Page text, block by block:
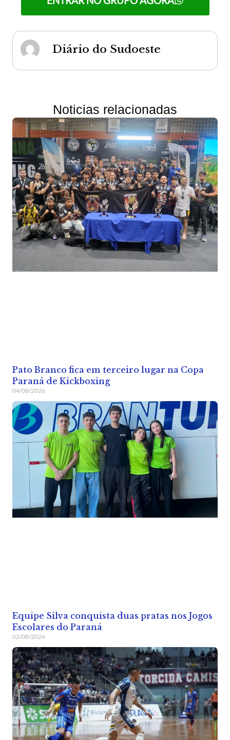
Diário do Sudoeste
Noticias relacionadas
Pato Branco fica em terceiro lugar na Copa
Paraná de Kickboxing
04/08/2026
Equipe Silva conquista duas pratas nos Jogos
Escolares do Paraná
02/08/2026